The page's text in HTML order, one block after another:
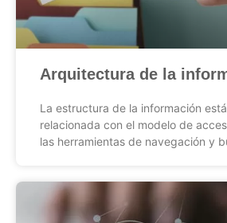
Arquitectura de la
La estructura de la información
relacionada con el modelo de
las herramientas de navegación y